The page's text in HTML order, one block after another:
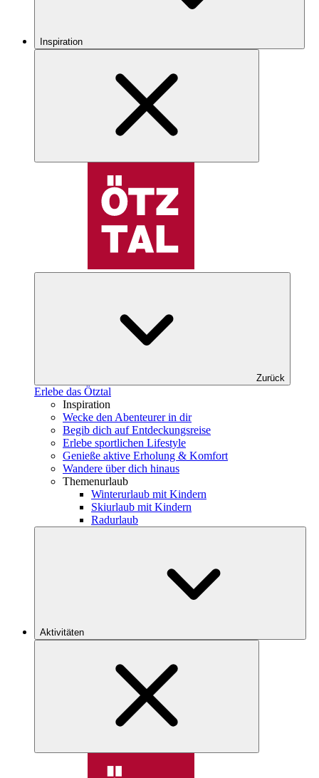
Inspiration
Zurück
Erlebe das Ötztal
Inspiration
Wecke den Abenteurer in dir
Begib dich auf Entdeckungsreise
Erlebe sportlichen Lifestyle
Genieße aktive Erholung & Komfort
Wandere über dich hinaus
Themenurlaub
Winterurlaub mit Kindern
Skiurlaub mit Kindern
Radurlaub
Aktivitäten